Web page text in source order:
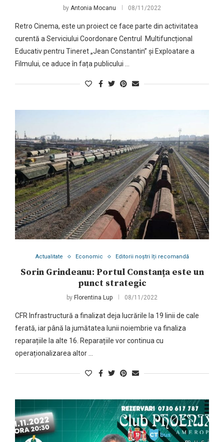
by Antonia Mocanu 08/11/2022
Retro Cinema, este un proiect ce face parte din activitatea
curentă a Serviciului Coordonare Centrul Multifuncțional
Educativ pentru Tineret „Jean Constantin” și Exploatare a
Filmului, ce aduce în fața publicului …
Actualitate Economic Editorii noștri îți recomandă
Sorin Grindeanu: Portul Constanța este un
punct strategic
by Florentina Lup 08/11/2022
CFR Infrastructură a finalizat deja lucrările la 19 linii de cale
ferată, iar până la jumătatea lunii noiembrie va finaliza
reparațiile la alte 16. Reparațiile vor continua cu
operaționalizarea altor …